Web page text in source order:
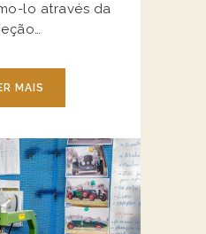
lo através da
MAIS